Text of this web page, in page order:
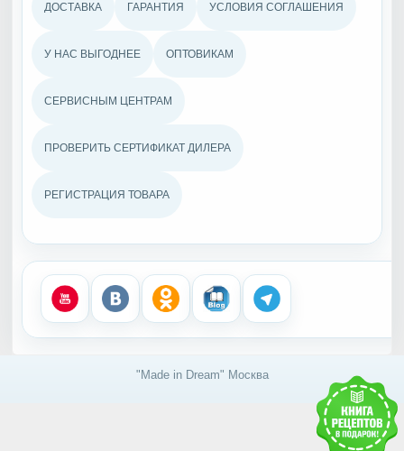
ДОСТАВКА ГАРАНТИЯ УСЛОВИЯ СОГЛАШЕНИЯ
У НАС ВЫГОДНЕЕ ОПТОВИКАМ
СЕРВИСНЫМ ЦЕНТРАМ
ПРОВЕРИТЬ СЕРТИФИКАТ ДИЛЕРА
РЕГИСТРАЦИЯ ТОВАРА
"Made in Dream" Москва